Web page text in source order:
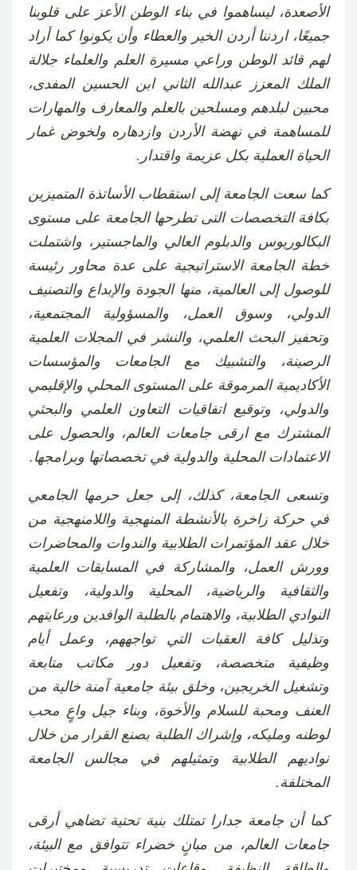
الأصعدة، ليساهموا في بناء الوطن الأعز على قلوبنا
جميعًا، اردننا أردن الخير والعطاء وأن يكونوا كما أراد
لهم قائد الوطن وراعي مسيرة العلم والعلماء جلالة
الملك المعزز عبدالله الثاني ابن الحسين المفدى،
محبين لبلدهم ومسلحين بالعلم والمعارف والمهارات
للمساهمة في نهضة الأردن وازدهاره ولخوض غمار
الحياة العملية بكل عزيمة واقتدار.
كما سعت الجامعة إلى استقطاب الأساتذة المتميزين
بكافة التخصصات التى تطرحها الجامعة على مستوى
البكالوريوس والدبلوم العالي والماجستير، واشتملت
خطة الجامعة الاستراتيجية على عدة محاور رئيسة
للوصول إلى العالمية، منها الجودة والإبداع والتصنيف
الدولي، وسوق العمل، والمسؤولية المجتمعية،
وتحفيز البحث العلمي، والنشر في المجلات العلمية
الرصينة، والتشبيك مع الجامعات والمؤسسات
الأكاديمية المرموقة على المستوى المحلي والإقليمي
والدولي، وتوقيع اتفاقيات التعاون العلمي والبحثي
المشترك مع ارقى جامعات العالم، والحصول على
الاعتمادات المحلية والدولية في تخصصاتها وبرامجها.
وتسعى الجامعة، كذلك، إلى جعل حرمها الجامعي
في حركة زاخرة بالأنشطة المنهجية واللامنهجية من
خلال عقد المؤتمرات الطلابية والندوات والمحاضرات
وورش العمل، والمشاركة في المسابقات العلمية
والثقافية والرياضية، المحلية والدولية، وتفعيل
النوادي الطلابية، والاهتمام بالطلبة الوافدين ورعايتهم
وتذليل كافة العقبات التي تواجههم، وعمل أيام
وظيفية متخصصة، وتفعيل دور مكاتب متابعة
وتشغيل الخريجين، وخلق بيئة جامعية آمنة خالية من
العنف ومحبة للسلام والأخوة، وبناء جيل واعٍ محب
لوطنه ومليكه، وإشراك الطلبة بصنع القرار من خلال
نواديهم الطلابية وتمثيلهم في مجالس الجامعة
المختلفة.
كما أن جامعة جدارا تمتلك بنية تحتية تضاهي أرقى
جامعات العالم، من مبانٍ خضراء تتوافق مع البيئة،